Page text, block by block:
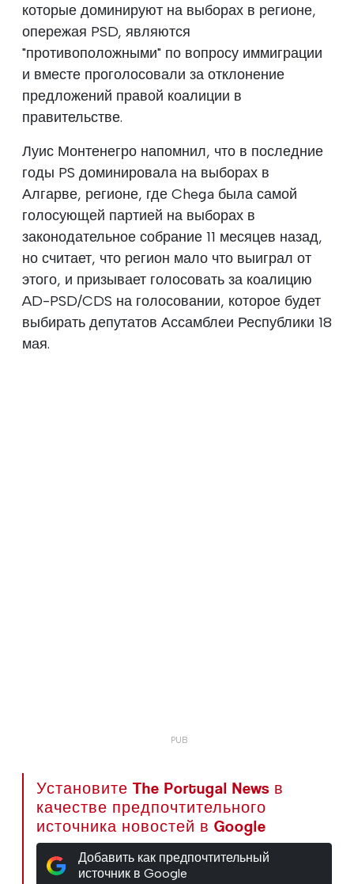
которые доминируют на выборах в регионе,
опережая PSD, являются
"противоположными" по вопросу иммиграции
и вместе проголосовали за отклонение
предложений правой коалиции в
правительстве.
Луис Монтенегро напомнил, что в последние
годы PS доминировала на выборах в
Алгарве, регионе, где Chega была самой
голосующей партией на выборах в
законодательное собрание 11 месяцев назад,
но считает, что регион мало что выиграл от
этого, и призывает голосовать за коалицию
AD-PSD/CDS на голосовании, которое будет
выбирать депутатов Ассамблеи Республики 18
мая.
Установите The Portugal News в
качестве предпочтительного
источника новостей в Google
Добавить как предпочтительный
источник в Google